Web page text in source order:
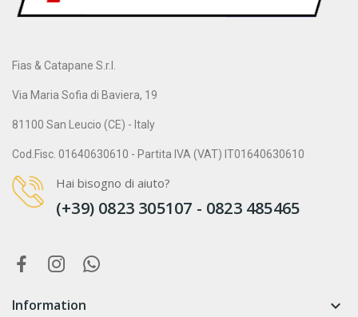
Fias & Catapane S.r.l.
Via Maria Sofia di Baviera, 19
81100 San Leucio (CE) - Italy
Cod.Fisc. 01640630610 - Partita IVA (VAT) IT01640630610
Hai bisogno di aiuto?
(+39) 0823 305107 - 0823 485465
Information 